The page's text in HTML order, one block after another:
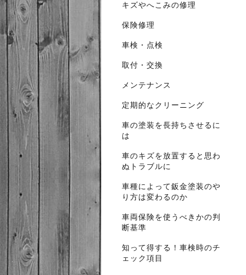
キズやへこみの修理
保険修理
車検・点検
取付・交換
メンテナンス
定期的なクリーニング
車の塗装を長持ちさせるに
は
車のキズを放置すると思わ
ぬトラブルに
車種によって鈑金塗装のや
り方は変わるのか
車両保険を使うべきかの判
断基準
知って得する！車検時のチ
ェック項目